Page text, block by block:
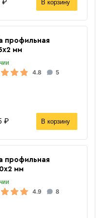
В корзину
профильная
мм
4.8 5
₽ В корзину
профильная
мм
4.9 8